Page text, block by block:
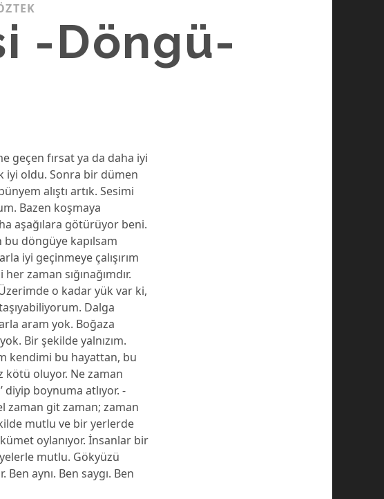
-Döngü-
geçen fırsat ya da daha iyi
iyi oldu. Sonra bir dümen
alıştı artık. Sesimi
Bazen koşmaya
aşağılara götürüyor beni.
döngüye kapılsam
iyi geçinmeye çalışırım
zaman sığınağımdır.
o kadar yük var ki,
Dalga
aram yok. Boğaza
Bir şekilde yalnızım.
kendimi bu hayattan, bu
kötü oluyor. Ne zaman
boynuma atlıyor. -
zaman git zaman; zaman
mutlu ve bir yerlerde
oylanıyor. İnsanlar bir
mutlu. Gökyüzü
aynı. Ben saygı. Ben